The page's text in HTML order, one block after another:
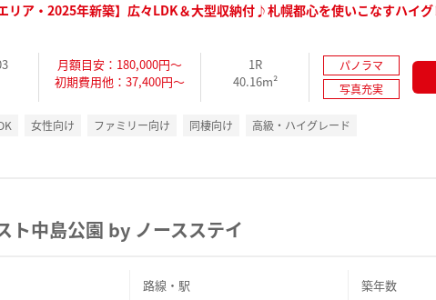
エリア・2025年新築】広々LDK＆大型収納付♪札幌都心を使いこなすハイグ
月額目安：180,000円～
初期費用他：37,400円～
1R
40.16m²
パノラマ
写真充実
女性向け ファミリー向け 同棲向け 高級・ハイグレード
ト中島公園 by ノースステイ
路線・駅
築年数